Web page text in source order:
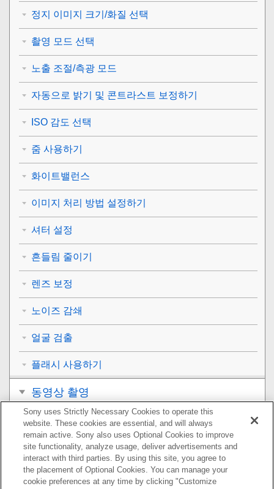
정지 이미지 크기/화질 선택
촬영 모드 선택
노출 조절/측광 모드
자동으로 밝기 및 콘트라스트 보정하기
ISO 감도 선택
줌 사용하기
화이트밸런스
이미지 처리 방법 설정하기
셔터 설정
흔들림 줄이기
렌즈 보정
노이즈 감쇄
얼굴 검출
플래시 사용하기
동영상 촬영
보기
카메라의 사용자 설정
네트워크 기능 사용하기
Sony uses Strictly Necessary Cookies to operate this
website. These cookies are essential, and will always
remain active. Sony also uses Optional Cookies to improve
site functionality, analyze usage, deliver advertisements and
interact with third parties. By using this site, you agree to
the placement of Optional Cookies. You can manage your
cookie preferences at any time by clicking "Customize